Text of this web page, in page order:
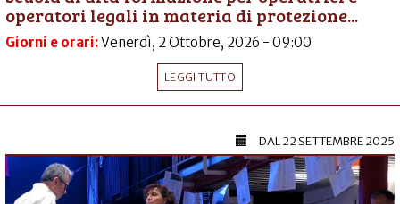
operatori legali in materia di protezione...
Giorni e orari:Venerdì, 2 Ottobre, 2026 - 09:00
LEGGI TUTTO
DAL22 SETTEMBRE 2025